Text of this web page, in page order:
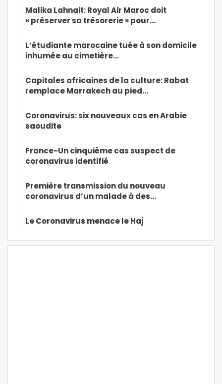
Malika Lahnait: Royal Air Maroc doit
« préserver sa trésorerie » pour…
L’étudiante marocaine tuée à son domicile
inhumée au cimetière…
Capitales africaines de la culture: Rabat
remplace Marrakech au pied…
Coronavirus: six nouveaux cas en Arabie
saoudite
France-Un cinquième cas suspect de
coronavirus identifié
Première transmission du nouveau
coronavirus d’un malade à des…
Le Coronavirus menace le Haj